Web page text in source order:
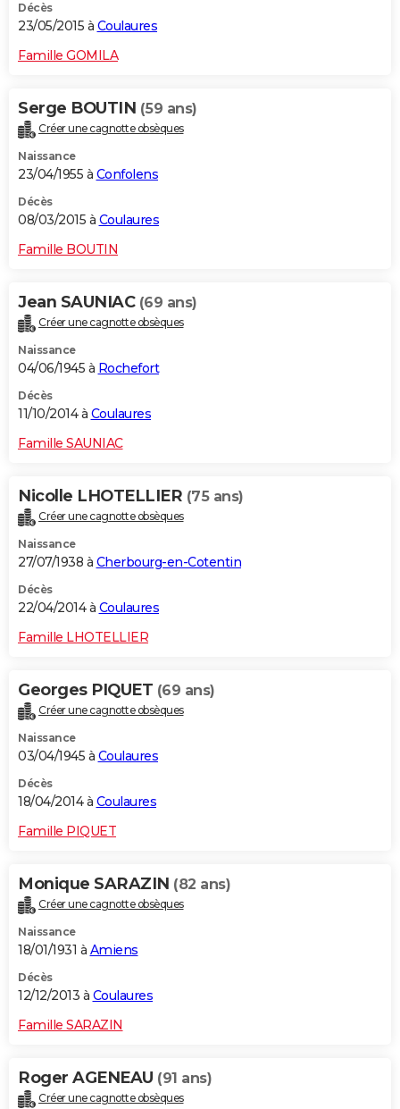
Décès
23/05/2015 à Coulaures
Famille GOMILA
Serge BOUTIN (59 ans)
Créer une cagnotte obsèques
Naissance
23/04/1955 à Confolens
Décès
08/03/2015 à Coulaures
Famille BOUTIN
Jean SAUNIAC (69 ans)
Créer une cagnotte obsèques
Naissance
04/06/1945 à Rochefort
Décès
11/10/2014 à Coulaures
Famille SAUNIAC
Nicolle LHOTELLIER (75 ans)
Créer une cagnotte obsèques
Naissance
27/07/1938 à Cherbourg-en-Cotentin
Décès
22/04/2014 à Coulaures
Famille LHOTELLIER
Georges PIQUET (69 ans)
Créer une cagnotte obsèques
Naissance
03/04/1945 à Coulaures
Décès
18/04/2014 à Coulaures
Famille PIQUET
Monique SARAZIN (82 ans)
Créer une cagnotte obsèques
Naissance
18/01/1931 à Amiens
Décès
12/12/2013 à Coulaures
Famille SARAZIN
Roger AGENEAU (91 ans)
Créer une cagnotte obsèques